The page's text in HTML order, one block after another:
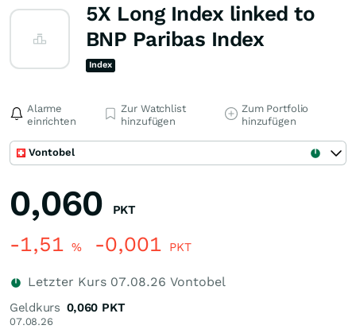
5X Long Index linked to
BNP Paribas Index
Index
Alarme
einrichten
Zur Watchlist
hinzufügen
Zum Portfolio
hinzufügen
Vontobel
0,060 PKT
-1,51 % -0,001 PKT
Letzter Kurs 07.08.26 Vontobel
Geldkurs
07.08.26
0,060 PKT